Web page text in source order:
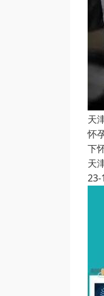
天
怀
下
天
23-